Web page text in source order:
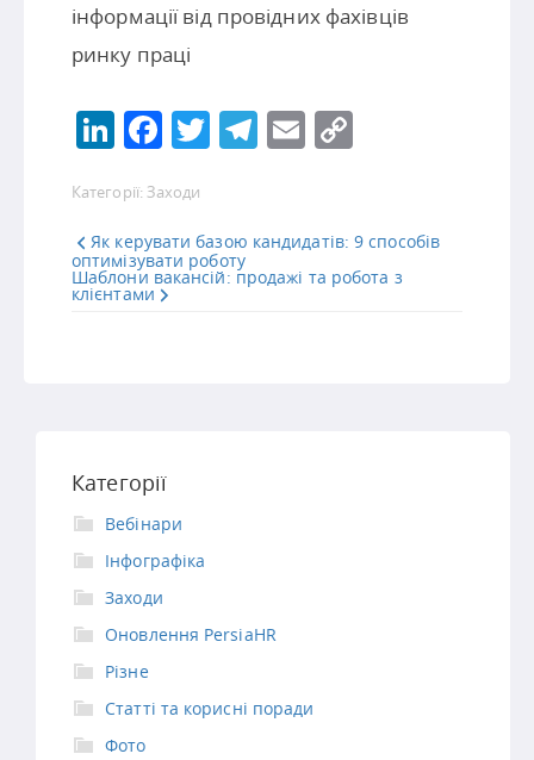
інформації від провідних фахівців
ринку праці
LinkedIn
Facebook
Twitter
Telegram
Email
Категорії: Заходи
Як керувати базою кандидатів: 9 способів
оптимізувати роботу
Шаблони вакансій: продажі та робота з
клієнтами
Категорії
Вебінари
Інфографіка
Заходи
Оновлення PersiaHR
Різне
Статті та корисні поради
Фото